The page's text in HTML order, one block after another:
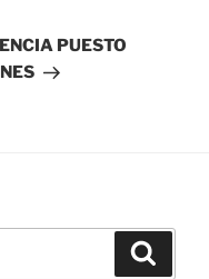
PUESTO